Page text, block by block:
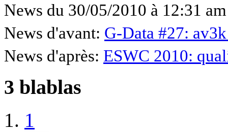
News du 30/05/2010 à 12:31
News d'avant: G-Data #27:
News d'après: ESWC 2010:
3 blablas
1